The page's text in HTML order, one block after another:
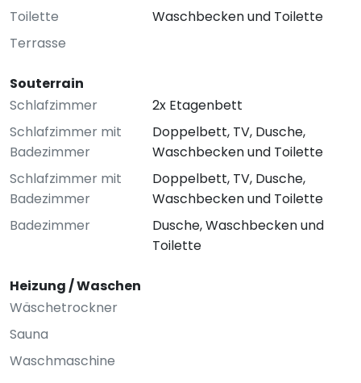
Toilette
Waschbecken und Toilette
Terrasse
Souterrain
Schlafzimmer
2x Etagenbett
Schlafzimmer mit
Badezimmer
Doppelbett, TV, Dusche,
Waschbecken und Toilette
Schlafzimmer mit
Badezimmer
Doppelbett, TV, Dusche,
Waschbecken und Toilette
Badezimmer
Dusche, Waschbecken und
Toilette
Heizung / Waschen
Wäschetrockner
Sauna
Waschmaschine